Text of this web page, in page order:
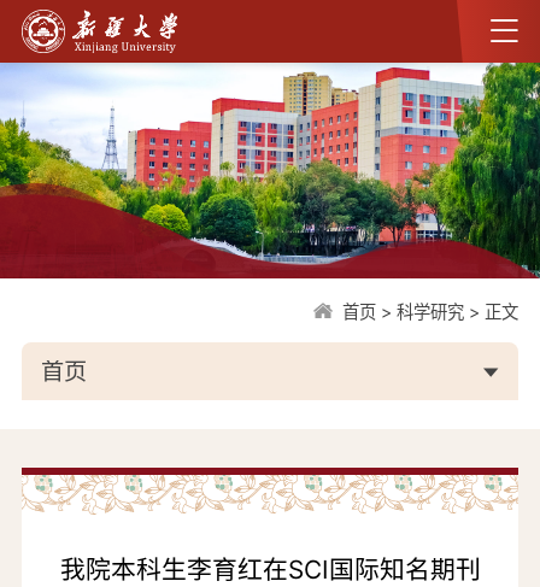
首页 >科学研究 > 正文
首页
我院本科生李育红在SCI国际知名期刊